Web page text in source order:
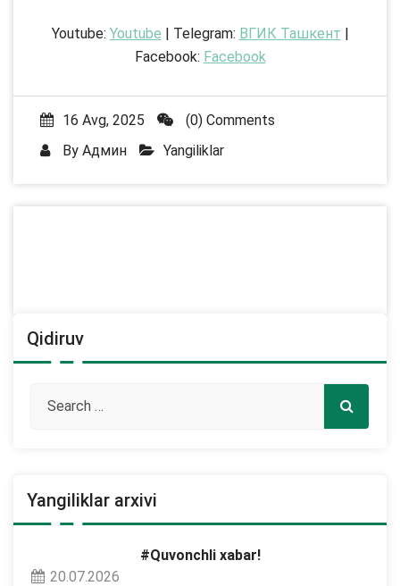
Youtube: Youtube | Telegram: ВГИК Ташкент |
Facebook: Facebook
16 Avg, 2025
(0) Comments
By Админ Yangiliklar
Qidiruv
Yangiliklar arxivi
#Quvonchli xabar!
20.07.2026